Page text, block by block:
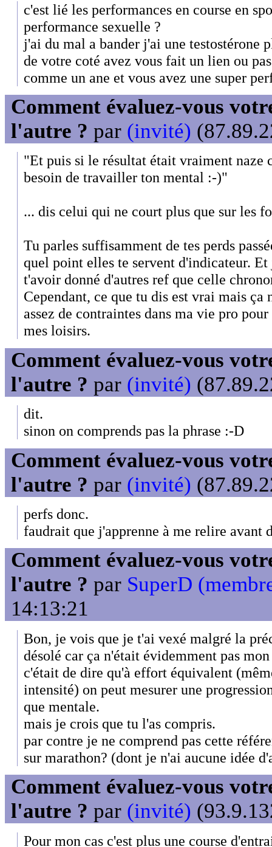
c'est lié les performances en course en
performance sexuelle ?
j'ai du mal a bander j'ai une testostérone
de votre coté avez vous fait un lien ou
comme un ane et vous avez une super
Comment évaluez-vous
l'autre ? par (invité)
"Et puis si le résultat était vraiment naze
besoin de travailler ton mental :-)"
... dis celui qui ne court plus que sur les
Tu parles suffisamment de tes perds
quel point elles te servent d'indicateur. Et
t'avoir donné d'autres ref que celle
Cependant, ce que tu dis est vrai mais ça
assez de contraintes dans ma vie pro
mes loisirs.
Comment évaluez-vous
l'autre ? par (invité)
dit.
sinon on comprends pas la phrase :-D
Comment évaluez-vous
l'autre ? par (invité)
perfs donc.
faudrait que j'apprenne à me relire avant
Comment évaluez-vous
l'autre ? par SuperD
14:13:21
Bon, je vois que je t'ai vexé malgré la
désolé car ça n'était évidemment pas
c'était de dire qu'à effort équivalent
intensité) on peut mesurer une
que mentale.
mais je crois que tu l'as compris.
par contre je ne comprend pas cette
sur marathon? (dont je n'ai aucune idée
Comment évaluez-vous
l'autre ? par (invité)
Pour mon cas c'est plus une course